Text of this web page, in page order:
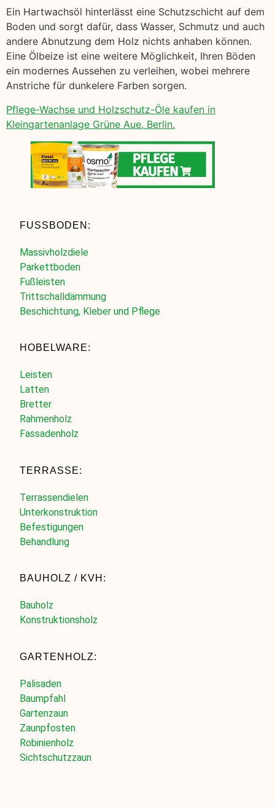
Ein Hartwachsöl hinterlässt eine Schutzschicht auf dem
Boden und sorgt dafür, dass Wasser, Schmutz und auch
andere Abnutzung dem Holz nichts anhaben können.
Eine Ölbeize ist eine weitere Möglichkeit, Ihren Böden
ein modernes Aussehen zu verleihen, wobei mehrere
Anstriche für dunkelere Farben sorgen.
Pflege-Wachse und Holzschutz-Öle kaufen in
Kleingartenanlage Grüne Aue, Berlin.
FUSSBODEN:
Massivholzdiele
Parkettboden
Fußleisten
Trittschalldämmung
Beschichtung, Kleber und Pflege
HOBELWARE:
Leisten
Latten
Bretter
Rahmenholz
Fassadenholz
TERRASSE:
Terrassendielen
Unterkonstruktion
Befestigungen
Behandlung
BAUHOLZ / KVH:
Bauholz
Konstruktionsholz
GARTENHOLZ:
Palisaden
Baumpfahl
Gartenzaun
Zaunpfosten
Robinienholz
Sichtschutzzaun